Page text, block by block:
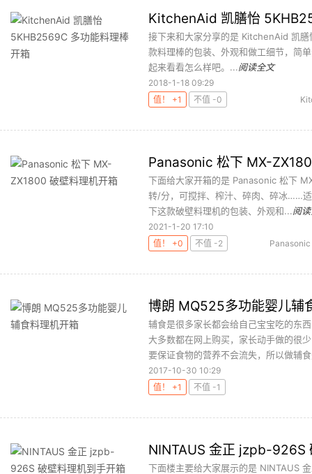
KitchenAid 凯膳怡
接下来和大家分享的是 KitchenAid 凯
款料理棒的包装、外观和做工细节，简
起来看看怎么样吧。...阅读全文
2018-1-18 09:29
值！ +1
不值 -0
Panasonic 松下 MX-
下面给大家开箱的是 Panasonic 松下
转/分，可搅拌、榨汁、碎肉、碎冰……
下这款破壁料理机的包装、外观和...阅
2021-1-20 17:10
值！ +0
不值 -2 Panasonic
博朗 MQ525多功能婴儿辅
辅食是很多家长都会给自己宝宝吃的东
大多数都在网上购买，家长动手做的很
要保证食物的营养不会流失，所以做辅
2017-10-30 10:29
值！ +1
不值 -1
NINTAUS 金正 jzpb-926S
下面楼主要给大家展示的是 NINTAUS